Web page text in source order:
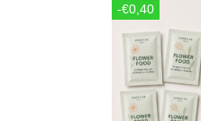
-€0,40